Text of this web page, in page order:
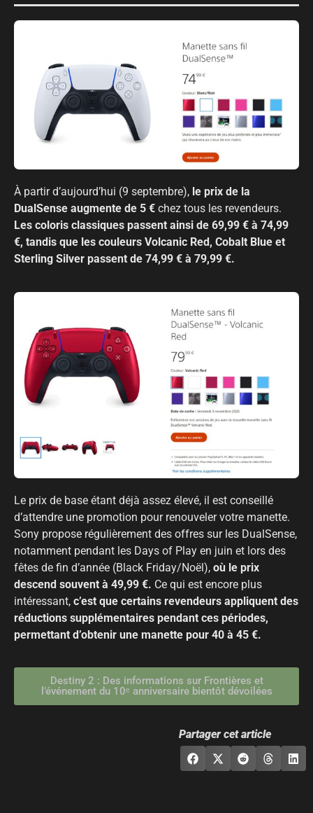
À partir d’aujourd’hui (9 septembre), le prix de la
DualSense augmente de 5 € chez tous les revendeurs.
Les coloris classiques passent ainsi de 69,99 € à 74,99
€, tandis que les couleurs Volcanic Red, Cobalt Blue et
Sterling Silver passent de 74,99 € à 79,99 €.
Le prix de base étant déjà assez élevé, il est conseillé
d’attendre une promotion pour renouveler votre manette.
Sony propose régulièrement des offres sur les DualSense,
notamment pendant les Days of Play en juin et lors des
fêtes de fin d’année (Black Friday/Noël), où le prix
descend souvent à 49,99 €. Ce qui est encore plus
intéressant, c’est que certains revendeurs appliquent des
réductions supplémentaires pendant ces périodes,
permettant d’obtenir une manette pour 40 à 45 €.
Destiny 2 : Des informations sur Frontières et
l’événement du 10ᵉ anniversaire bientôt dévoilées
Partager cet article